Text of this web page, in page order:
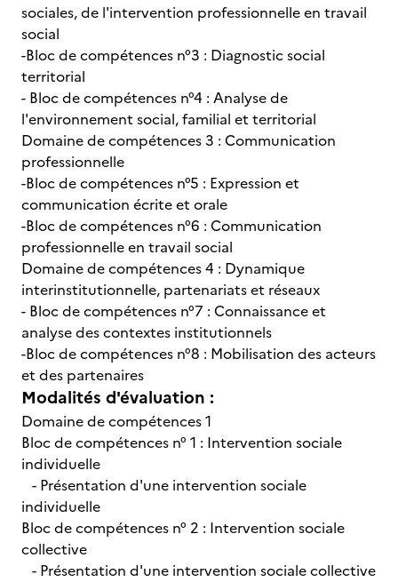
sociales, de l'intervention professionnelle en travail
social
-Bloc de compétences n°3 : Diagnostic social
territorial
- Bloc de compétences n°4 : Analyse de
l'environnement social, familial et territorial
Domaine de compétences 3 : Communication
professionnelle
-Bloc de compétences n°5 : Expression et
communication écrite et orale
-Bloc de compétences n°6 : Communication
professionnelle en travail social
Domaine de compétences 4 : Dynamique
interinstitutionnelle, partenariats et réseaux
- Bloc de compétences n°7 : Connaissance et
analyse des contextes institutionnels
-Bloc de compétences n°8 : Mobilisation des acteurs
et des partenaires
Modalités d'évaluation :
Domaine de compétences 1
Bloc de compétences n° 1 : Intervention sociale
individuelle
- Présentation d'une intervention sociale
individuelle
Bloc de compétences n° 2 : Intervention sociale
collective
- Présentation d'une intervention sociale collective